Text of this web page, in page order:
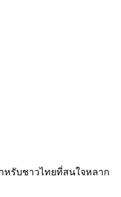
หรับชาวไทยที่สนใจหลาก